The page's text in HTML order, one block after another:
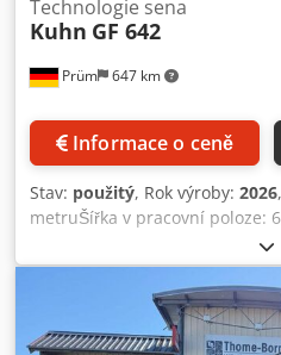
Prüm 647 km
Technologie sena
Kuhn GF 642
Informace o ceně
Stav: použitý, Rok výroby: 2026
metruŠířka v pracovní poloze:
6Počet ramen s prsty na jeden
transportu: 2,95 metruVýška
metruZvedání na okraj pole:
kolOchrana proti pronikání
pevně nastavitelnýPohon